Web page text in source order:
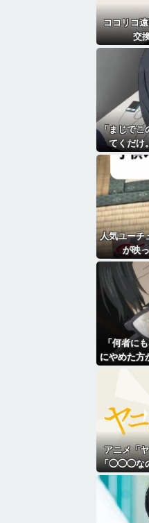
ココリコ
交
「まじで
てくだけ
人気ユーチ
が映
「何者に
にやめた方
がらな
アニメ「
「◯◯◯なの